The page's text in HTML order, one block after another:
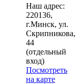
Наш адрес:
220136,
г.Минск, ул.
Скрипникова,
44
(отдельный
вход)
Посмотреть
на карте